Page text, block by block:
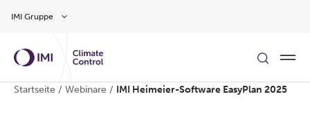
IMI Gruppe
Startseite / Webinare / IMI Heimeier-Software EasyPlan 2025